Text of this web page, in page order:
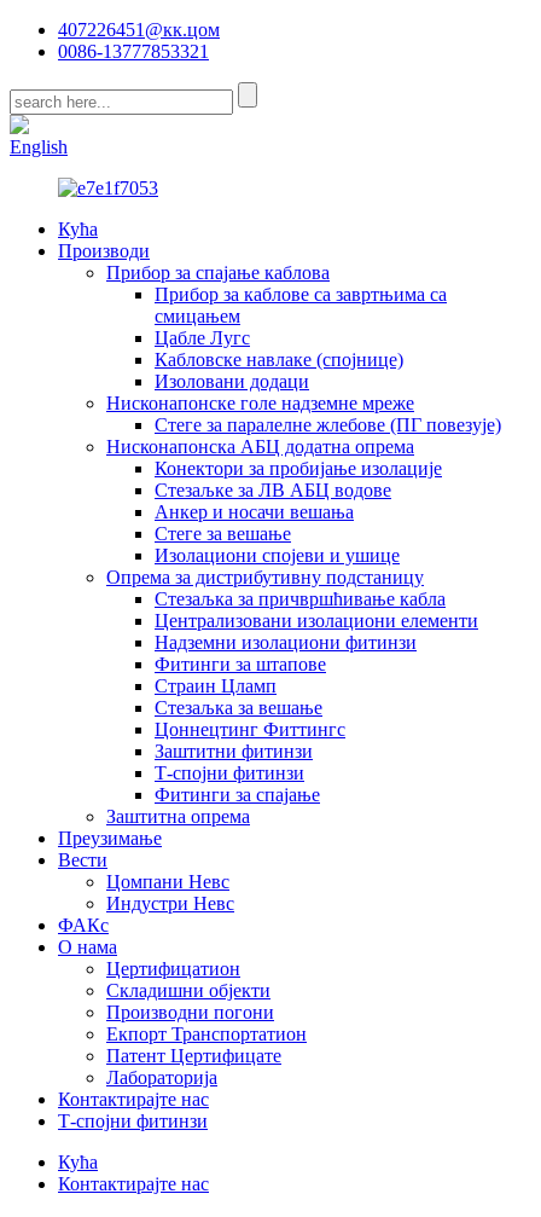
407226451@кк.цом
0086-13777853321
English
Кућа
Производи
Прибор за спајање каблова
Прибор за каблове са завртњима са
смицањем
Цабле Лугс
Кабловске навлаке (спојнице)
Изоловани додаци
Нисконапонске голе надземне мреже
Стеге за паралелне жлебове (ПГ повезује)
Нисконапонска АБЦ додатна опрема
Конектори за пробијање изолације
Стезаљке за ЛВ АБЦ водове
Анкер и носачи вешања
Стеге за вешање
Изолациони спојеви и ушице
Опрема за дистрибутивну подстаницу
Стезаљка за причвршћивање кабла
Централизовани изолациони елементи
Надземни изолациони фитинзи
Фитинги за штапове
Страин Цламп
Стезаљка за вешање
Цоннецтинг Фиттингс
Заштитни фитинзи
Т-спојни фитинзи
Фитинги за спајање
Заштитна опрема
Преузимање
Вести
Цомпани Невс
Индустри Невс
ФАКс
О нама
Цертифицатион
Складишни објекти
Производни погони
Екпорт Транспортатион
Патент Цертифицате
Лабораторија
Контактирајте нас
Т-спојни фитинзи
Кућа
Контактирајте нас